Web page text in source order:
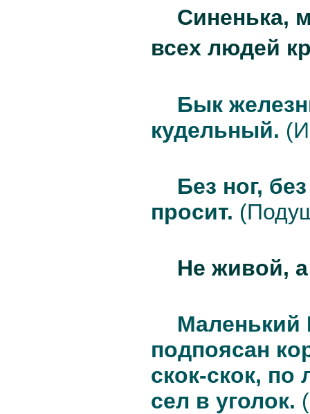
Синенька,
всех людей
Бык
кудельный.
Без ног,
просит.
Не живой,
Маленький
подпоясан
скок-скок, по
сел в уголок.